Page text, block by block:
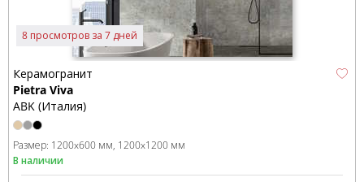
8 просмотров за 7 дней
Керамогранит
Pietra Viva
ABK (Италия)
Размер: 1200x600 мм 1200x1200 мм
В наличии